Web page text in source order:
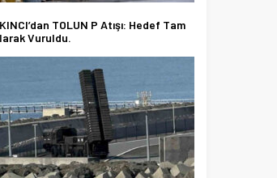
TOLUN P Atışı: Hedef Tam
Vuruldu.